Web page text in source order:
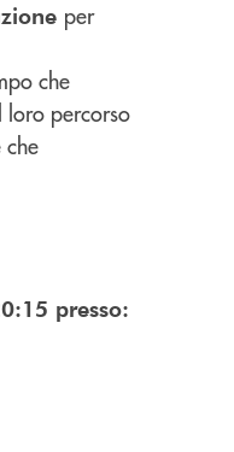
per
che
percorso
presso: